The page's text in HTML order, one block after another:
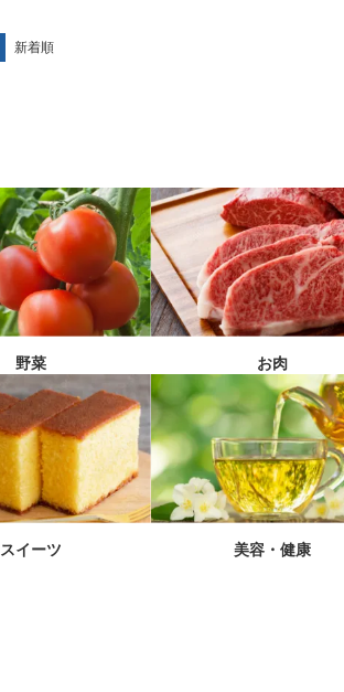
新着順
野菜 お肉
スイーツ 美容・健康